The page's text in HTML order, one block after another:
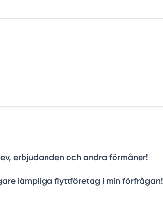
erbjudanden och andra förmåner!
lämpliga flyttföretag i min förfrågan!